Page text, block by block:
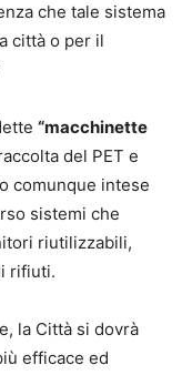
che tale sistema
città o per il
“macchinette
del PET e
comunque intese
sistemi che
riutilizzabili,
rifiuti.
la Città si dovrà
efficace ed